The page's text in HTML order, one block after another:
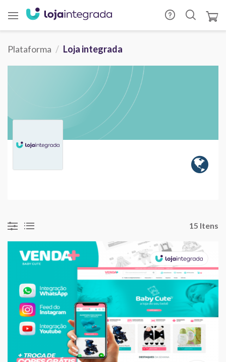
Plataforma Loja integrada
15 Itens